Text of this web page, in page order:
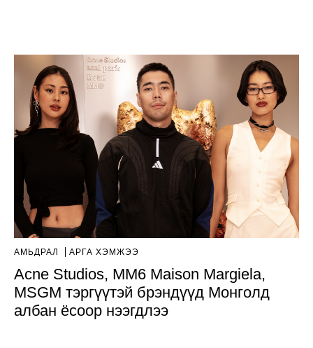
АМЬДРАЛ АРГА ХЭМЖЭЭ
Acne Studios, MM6 Maison Margiela,
MSGM тэргүүтэй брэндүүд Монголд
албан ёсоор нээгдлээ